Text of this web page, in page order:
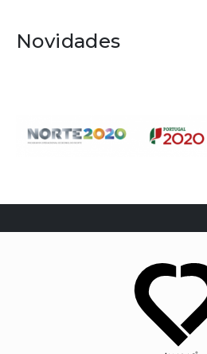
Novidades